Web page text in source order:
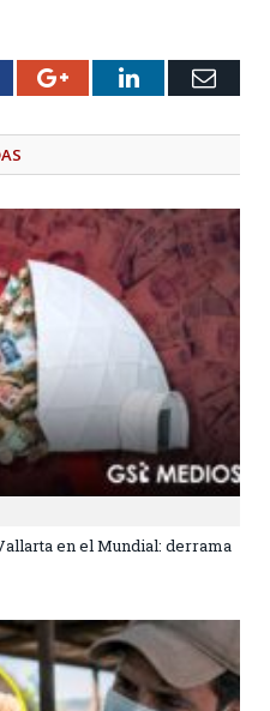
Google+LinkedIn
en el Mundial: derrama